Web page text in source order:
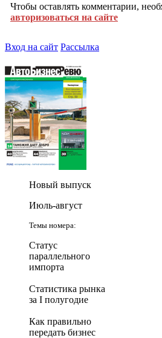
Чтобы оставлять комментарии,
авторизоваться на сайте
Вход на сайт Рассылка
Новый выпуск
Июль-август
Темы номера:
Статус
параллельного
импорта
Статистика рынка
за I полугодие
Как правильно
передать бизнес